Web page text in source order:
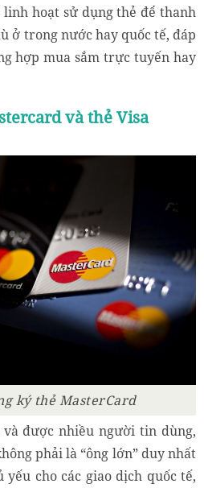
hoạt sử dụng thẻ để thanh
ở trong nước hay quốc tế, đáp
hợp mua sắm trực tuyến hay
và thẻ Visa
ký thẻ MasterCard
được nhiều người tin dùng,
phải là “ông lớn” duy nhất
cho các giao dịch quốc tế,